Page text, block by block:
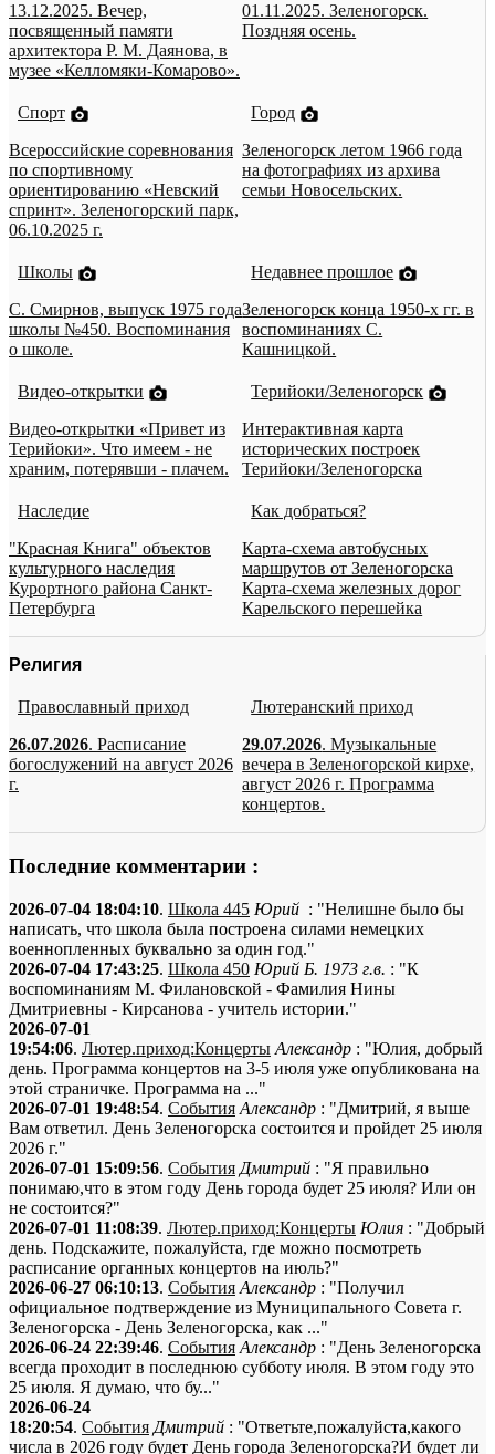
13.12.2025. Вечер,
посвященный памяти
архитектора Р. М. Даянова, в
музее «Келломяки-Комарово».
01.11.2025. Зеленогорск.
Поздняя осень.
Спорт
Всероссийские соревнования
по спортивному
ориентированию «Невский
спринт». Зеленогорский парк,
06.10.2025 г.
Город
Зеленогорск летом 1966 года
на фотографиях из архива
семьи Новосельских.
Школы
С. Смирнов, выпуск 1975 года
школы №450. Воспоминания
о школе.
Недавнее прошлое
Зеленогорск конца 1950-х гг. в
воспоминаниях С.
Кашницкой.
Видео-открытки
Видео-открытки «Привет из
Терийоки». Что имеем - не
храним, потерявши - плачем.
Терийоки/Зеленогорск
Интерактивная карта
исторических построек
Терийоки/Зеленогорска
Наследие
"Красная Книга" объектов
культурного наследия
Курортного района Санкт-
Петербурга
Как добраться?
Карта-схема автобусных
маршрутов от Зеленогорска
Карта-схема железных дорог
Карельского перешейка
Религия
Православный приход
26.07.2026. Расписание
богослужений на август 2026
г.
Лютеранский приход
29.07.2026. Музыкальные
вечера в Зеленогорской кирхе,
август 2026 г. Программа
концертов.
Последние комментарии :
2026-07-04 18:04:10. Школа 445 Юрий : "Нелишне было бы
написать, что школа была построена силами немецких
военнопленных буквально за один год."
2026-07-04 17:43:25. Школа 450 Юрий Б. 1973 г.в. : "К
воспоминаниям М. Филановской - Фамилия Нины
Дмитриевны - Кирсанова - учитель истории."
2026-07-01
19:54:06. Лютер.приход:Концерты Александр : "Юлия, добрый
день. Программа концертов на 3-5 июля уже опубликована на
этой страничке. Программа на ..."
2026-07-01 19:48:54. События Александр : "Дмитрий, я выше
Вам ответил. День Зеленогорска состоится и пройдет 25 июля
2026 г."
2026-07-01 15:09:56. События Дмитрий : "Я правильно
понимаю,что в этом году День города будет 25 июля? Или он
не состоится?"
2026-07-01 11:08:39. Лютер.приход:Концерты Юлия : "Добрый
день. Подскажите, пожалуйста, где можно посмотреть
расписание органных концертов на июль?"
2026-06-27 06:10:13. События Александр : "Получил
официальное подтверждение из Муниципального Совета г.
Зеленогорска - День Зеленогорска, как ..."
2026-06-24 22:39:46. События Александр : "День Зеленогорска
всегда проходит в последнюю субботу июля. В этом году это
25 июля. Я думаю, что бу..."
2026-06-24
18:20:54. События Дмитрий : "Ответьте,пожалуйста,какого
числа в 2026 году будет День города Зеленогорска?И будет ли